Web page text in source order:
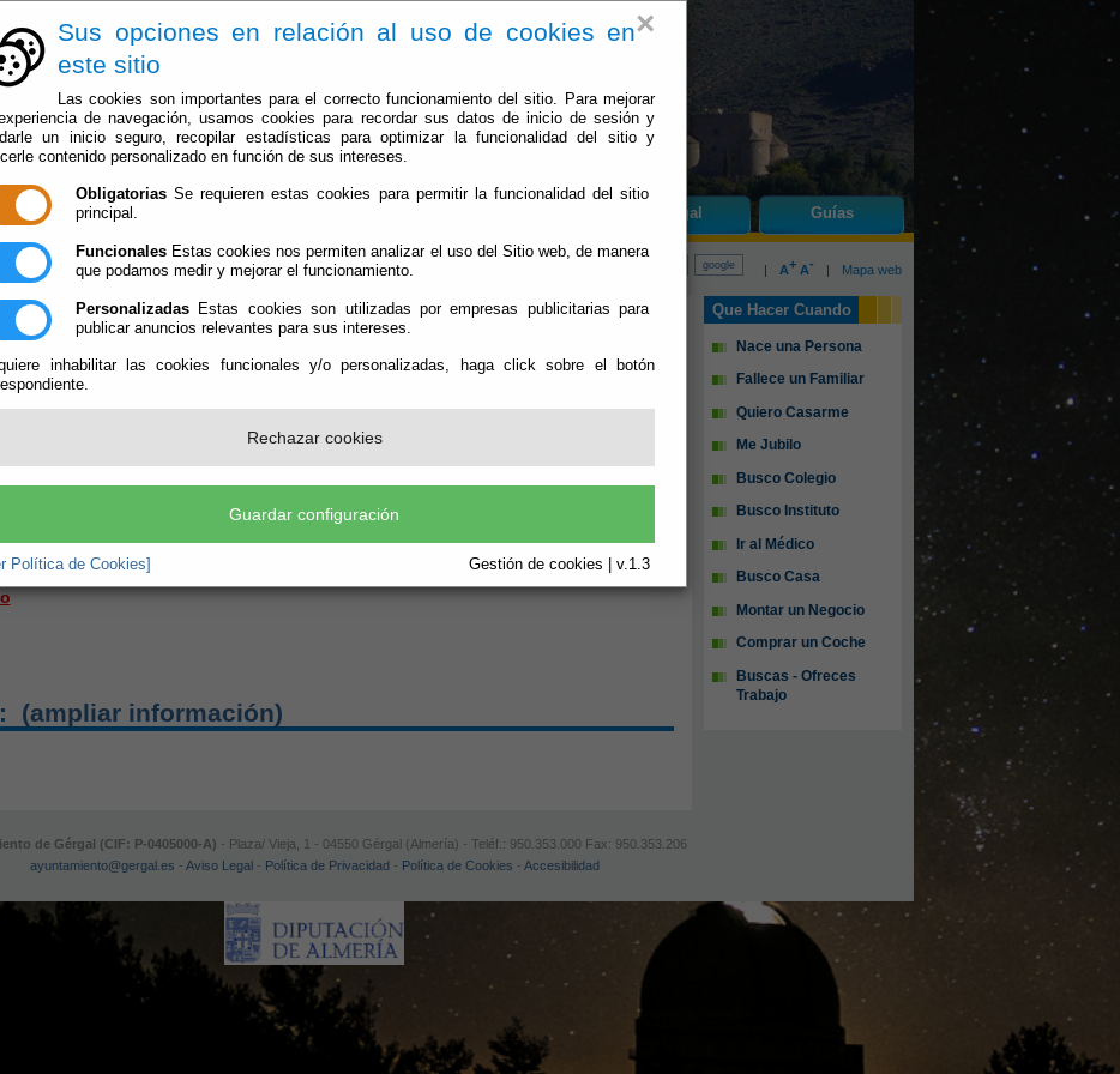
×
Sus opciones en relación al uso de cookies en
este sitio
Las cookies son importantes para el correcto funcionamiento del sitio. Para mejorar
de navegación, usamos cookies para recordar sus datos de inicio de sesión y
un inicio seguro, recopilar estadísticas para optimizar la funcionalidad del sitio y
contenido personalizado en función de sus intereses.
Obligatorias Se requieren estas cookies para permitir la funcionalidad del sitio
principal.
Funcionales Estas cookies nos permiten analizar el uso del Sitio web, de manera
que podamos medir y mejorar el funcionamiento.
Personalizadas Estas cookies son utilizadas por empresas publicitarias para
publicar anuncios relevantes para sus intereses.
inhabilitar las cookies funcionales y/o personalizadas, haga click sobre el botón
Rechazar cookies
Guardar configuración
Política de Cookies] Gestión de cookies | v.1.3
Gérgal Guías
| A+ A- | Mapa web
Que Hacer Cuando
Nace una Persona
Fallece un Familiar
Quiero Casarme
Me Jubilo
Busco Colegio
Busco Instituto
Ir al Médico
Busco Casa
Montar un Negocio
Comprar un Coche
Buscas - Ofreces
Trabajo
al Médico
GÉRGAL
(ampliar información)
de Gérgal (CIF: P-0405000-A) - Plaza/ Vieja, 1 - 04550 Gérgal (Almería) - Teléf.: 950.353.000 Fax: 950.353.206
ayuntamiento@gergal.es - Aviso Legal- Política de Privacidad- Política de Cookies - Accesibilidad